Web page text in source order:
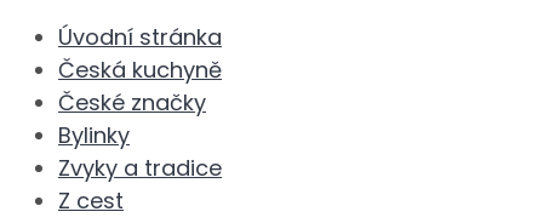
Úvodní stránka
Česká kuchyně
České značky
Bylinky
Zvyky a tradice
Z cest